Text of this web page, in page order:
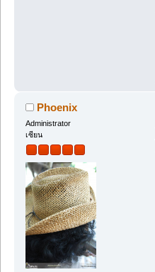
Phoenix
Administrator
เซียน